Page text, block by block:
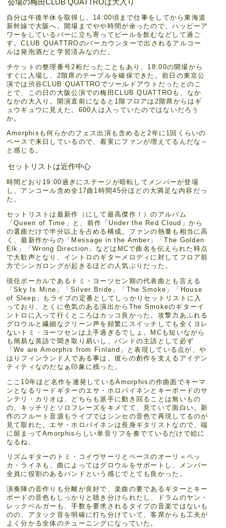
自分は午後半休を取得し、14:00頃まで仕事をしてから東海道
新幹線で大阪へ。開場までやや時間が余ったので、ハッピーア
ワーをしているバーに立ち寄ってビールを飲むなどして過ご
す。CLUB QUATTROのバーカウンターで出されるアルコー
ルは発泡酒だと学習済みなのだ。
チケットの整理番号2桁だったこともあり、18:00の開場から
すぐに入場し、2階席のテーブルを確保できた。前日の東京公
演では渋谷CLUB QUATTROでソールドアウトだったとのこ
とで、この日の大阪公演での梅田CLUB QUATTROも、なか
なかの大入り。開演直前になると1階フロアは2階席からはギ
ュウギュウに見えた。600人は入っていたのではないだろう
か。
Amorphisも何らかのフェス出演も含めると2年に1回くらいの
ペースで来日しているので、着実にファンが増えてるんだな～
と感じる。
セットリストは近作中心
時間どおり19:00過ぎにステージが暗転してメンバーが登場
し、アンコール含め全17曲1時間45分ほどの大満足な内容だっ
た。
セットリストは最新作（にして最高傑作！）のアルバム
「Queen of Time」と、前作「Under the Red Cloud」から
の選曲だけで半分以上を占める構成。ファンの熱量も相当に高
く、最新作からの「Message in the Amber」「The Golden
Elk」「Wrong Direction」などはMCで曲名を伝えられた時点
で大歓声となり、イントロのギターメロディに対してフロア前
方でシンガロングが起きるほどの人気ぶりだった。
現任ボーカルであるトミ・ヨーツセン期の代表曲とも言える
「Sky Is Mine」「Silver Bride」「The Smoke」「House
of Sleep」もライブの定番としてしっかりセットリストに入
っており、とくに色気のある演出からThe Smokeのギターイ
ントロに入って行くところはカッコ良かった。攻撃力あふれる
グロウルと繊細なクリーン声を頻繁にスイッチしても全くヨレ
ないトミ・ヨーツセンは上手過ぎるでしょ。MCも短いながら
も簡易な英語で聞き取り易いし、バンドの主語として必ず
「We are Amorphis from Finland」と表現している点が、や
はりフィンランド人である事は、彼らの創作を支えるアイデン
ティティなのだなぁ印象に残った。
ここ10年ほど名作を連発しているAmorphisの作曲面でキーマ
ンとなるリードギターのエサ・ホロパイネンとキーボードのサ
ンテリ・カリオは、どちらも派手に動き回ることは無いもの
の、キッチリとソロフレーズをキメてて、見ていて面白い。新
作のフルート音源もライブではシンセの音色で再現してるのが
見て取れた。エサ・ホロパイネンは長身ギタリストなので、端
に留まってAmorphisらしい単音リフを奏でているだけで絵に
なるね。
リズムギターのトミ・コイヴサーリとベースのオーリ＝ペッ
カ・ライネも、曲によってはグロウルをサポートし、メンバー
全員に役割のあるバンドという感じでとても良かった。
演奏陣の音作りも分離が良好で、楽曲の要であるギターとキー
ボードの音色もしっかりと聴き分けられたし、ドラムのヤン・
レックベルガーも、手数を要求されるタイプの音楽ではないも
のの、アタック音を明確に打ち分けていて、客席からも工夫が
よく分かる全体のチューニングになっていた。